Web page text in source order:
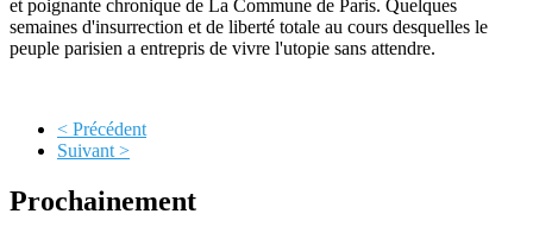
et poignante chronique de La Commune de Paris. Quelques
semaines d'insurrection et de liberté totale au cours desquelles le
peuple parisien a entrepris de vivre l'utopie sans attendre.
< Précédent
Suivant >
Prochainement